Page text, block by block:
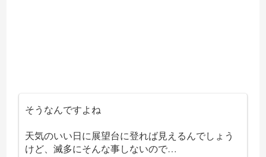
そうなんですよね
天気のいい日に展望台に登れば見えるんでしょう
けど、滅多にそんな事しないので…